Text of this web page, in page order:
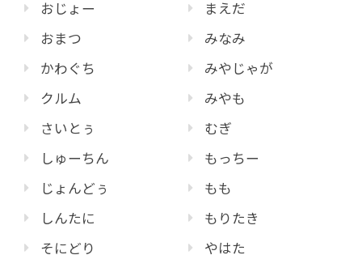
おじょー
おまつ
かわぐち
クルム
さいとぅ
しゅーちん
じょんどぅ
しんたに
そにどり
まえだ
みなみ
みやじゃが
みやも
むぎ
もっちー
もも
もりたき
やはた